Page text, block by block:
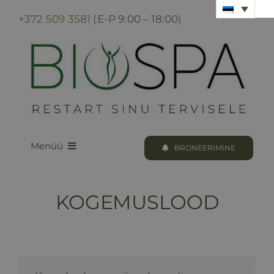
content
+372 509 3581 (E-P 9:00 – 18:00)
Menüü BRONEERIMINE
KOGEMUSLOOD